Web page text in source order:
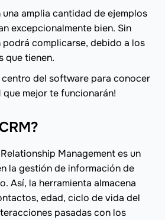
amplia cantidad de ejemplos
excepcionalmente bien. Sin
complicarse, debido a los
que tienen.
centro del software para conocer
que mejor te funcionarán!
Management es un
la gestión de información de
Así, la herramienta almacena
edad, ciclo de vida del
pasadas con los